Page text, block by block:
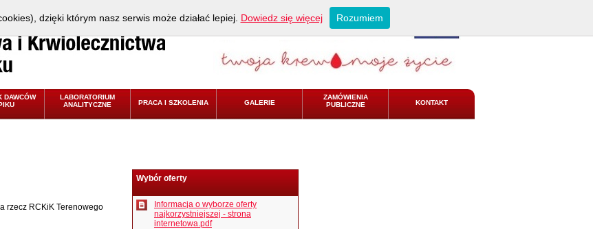
DAWCÓW
LABORATORIUM
ANALITYCZNE
PRACA I SZKOLENIA GALERIE
ZAMÓWIENIA
PUBLICZNE
KONTAKT
rzecz RCKiK Terenowego
Wybór oferty
Informacja o wyborze oferty
najkorzystniejszej - strona
internetowa.pdf
dzięki którym nasz serwis może działać lepiej. Dowiedz się więcej Rozumiem